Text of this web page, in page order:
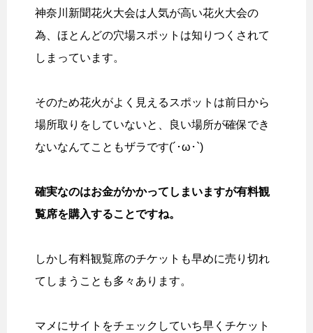
神奈川新聞花火大会は人気が高い花火大会の
為、ほとんどの穴場スポットは知りつくされて
しまっています。
そのため花火がよく見えるスポットは前日から
場所取りをしていないと、良い場所が確保でき
ないなんてこともザラです(´･ω･`)
確実なのはお金がかかってしまいますが有料観
覧席を購入することですね。
しかし有料観覧席のチケットも早めに売り切れ
てしまうことも多々あります。
マメにサイトをチェックしていち早くチケット